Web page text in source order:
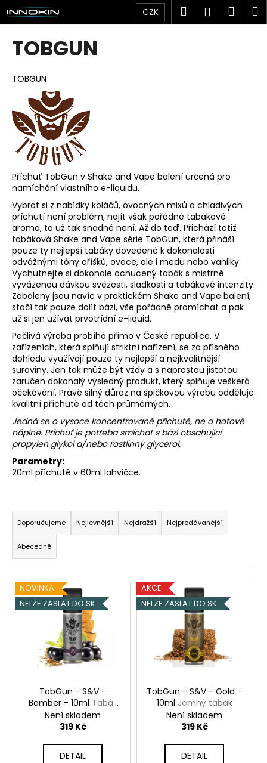
Přejít
na
obsah
CZK Hledat
TOBGUN
TOBGUN
Příchuť TobGun v Shake and Vape balení určená pro
namíchání vlastního e-liquidu.
Vybrat si z nabídky koláčů, ovocných mixů a chladivých
příchutí není problém, najít však pořádné tabákové
aroma, to už tak snadné není. Až do teď. Přichází totiž
tabáková Shake and Vape série TobGun, která přináší
pouze ty nejlepší tabáky dovedené k dokonalosti
odvážnými tóny oříšků, ovoce, ale i medu nebo vanilky.
Vychutnejte si dokonale ochucený tabák s mistrně
vyváženou dávkou svěžesti, sladkosti a tabákové intenzity.
Zabaleny jsou navíc v praktickém Shake and Vape balení,
stačí tak pouze dolít bázi, vše pořádně promíchat a pak
už si jen užívat prvotřídní e-liquid.
Pečlivá výroba probíhá přímo v České republice. V
zařízeních, která splňují striktní nařízení, se za přísného
dohledu využívají pouze ty nejlepší a nejkvalitnější
suroviny. Jen tak může být vždy a s naprostou jistotou
zaručen dokonalý výsledný produkt, který splňuje veškerá
očekávání. Právě silný důraz na špičkovou výrobu odděluje
kvalitní příchutě od těch průměrných.
Jedná se o vysoce koncentrované příchutě, ne o hotové
náplně. Příchuť je potřeba smíchat s bází obsahující
propylen glykol a/nebo rostlinný glycerol.
Parametry:
20ml příchutě v 60ml lahvičce.
Ř
a
z
e
n
í
p
Doporučujeme Nejlevnější Nejdražší Nejprodávanější
Abecedně
V
ý
p
NOVINKA
NELZE ZASLAT DO SK
TobGun - S&V -
Bomber - 10ml Tabák
& Černý rybíz
Není skladem
319 Kč
DETAIL
AKCE
NELZE ZASLAT DO SK
TobGun - S&V - Gold -
10ml Jemný tabák
Není skladem
319 Kč
DETAIL
K
o
o
o
t
e
b
u
j
e
t
e
n
a
j
í
t
?
HLEDAT
D
o
r
u
č
u
j
m
e
DESERT
Původně: